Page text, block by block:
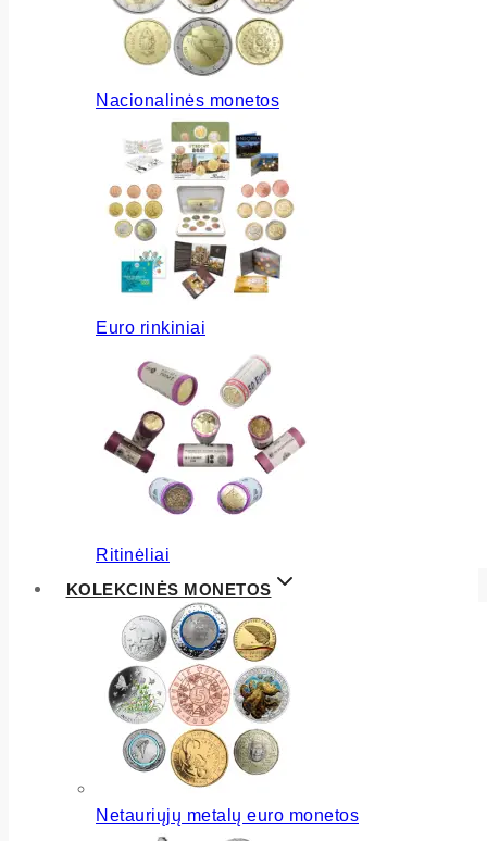
Nacionalinės monetos
Euro rinkiniai
Ritinėliai
KOLEKCINĖS MONETOS
Netauriųjų metalų euro monetos